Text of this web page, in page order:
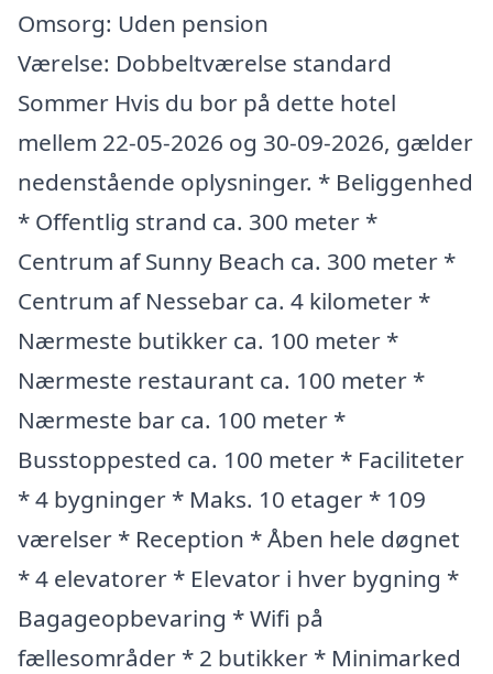
Omsorg: Uden pension
Værelse: Dobbeltværelse standard
Sommer Hvis du bor på dette hotel
mellem 22-05-2026 og 30-09-2026, gælder
nedenstående oplysninger. * Beliggenhed
* Offentlig strand ca. 300 meter *
Centrum af Sunny Beach ca. 300 meter *
Centrum af Nessebar ca. 4 kilometer *
Nærmeste butikker ca. 100 meter *
Nærmeste restaurant ca. 100 meter *
Nærmeste bar ca. 100 meter *
Busstoppested ca. 100 meter * Faciliteter
* 4 bygninger * Maks. 10 etager * 109
værelser * Reception * Åben hele døgnet
* 4 elevatorer * Elevator i hver bygning *
Bagageopbevaring * Wifi på
fællesområder * 2 butikker * Minimarked